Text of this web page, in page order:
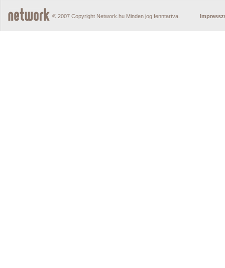
© 2007 Copyright Network.hu Minden jog fenntartva.